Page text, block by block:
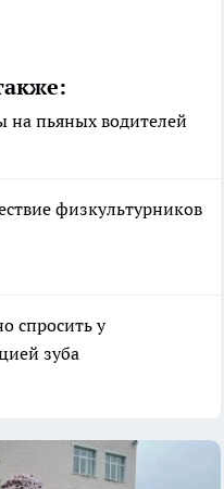
на пьяных водителей
физкультурников
спросить у
зуба